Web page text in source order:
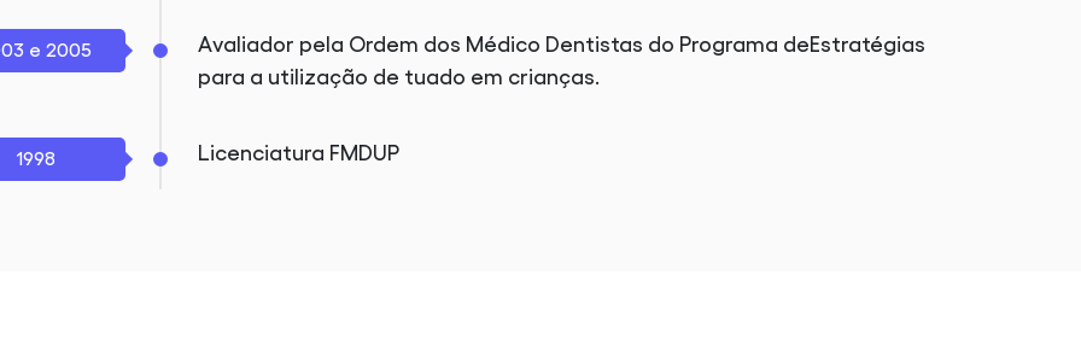
e 2005
Avaliador pela Ordem dos Médico Dentistas do Programa deEstratégias
para a utilização de tuado em crianças.
1998 Licenciatura FMDUP